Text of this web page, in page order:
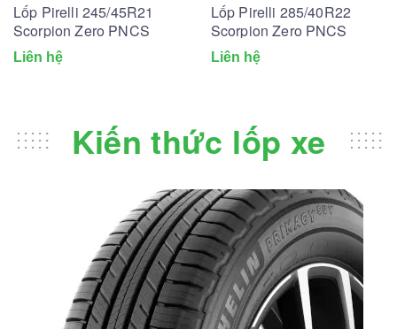
Lốp Pirelli 245/45R21
Scorpion Zero PNCS
Liên hệ
Lốp Pirelli 285/40R22
Scorpion Zero PNCS
Liên hệ
Kiến thức lốp xe